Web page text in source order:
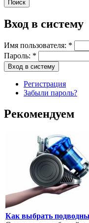
Вход в систему
Имя пользователя: *
Пароль: *
Регистрация
Забыли пароль?
Рекомендуем
Как выбрать